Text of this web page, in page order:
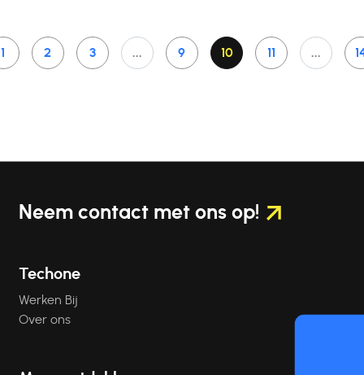
1 2 3 ... 9 10 11 ...
Neem contact met ons op!
Techone
Werken Bij
Over ons